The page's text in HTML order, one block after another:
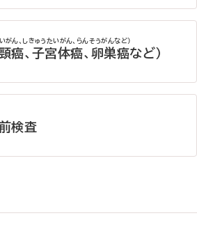
癌、子宮体癌、卵巣癌など）
がん、しきゅうたいがん、らんそうがんなど）
検査